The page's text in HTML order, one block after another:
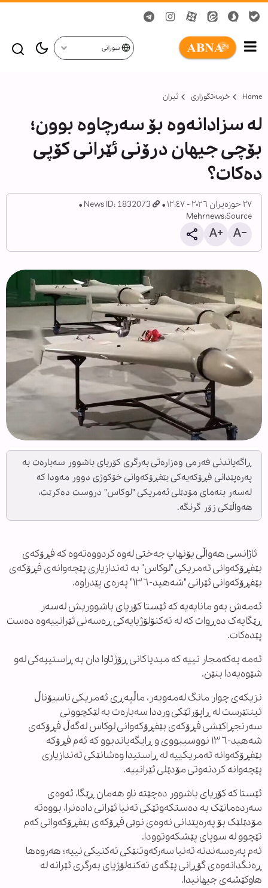
سورانی
Home خزمەتگوزاری ئیران
لە سزادانەوە بۆ سەرچاوە بوون؛
بۆچی جیهان درۆنی ئێرانی کۆپی
دەکات؟
٢٧ حوزەیران ٢٠٢٦ - ١٢:٤٧
News ID: 1832073
Source:
Mehrnews
ڕاگەیاندنی فەرمی وەزارەتی بەرگری کۆریای باشوور سەبارەت بە
پەرەپێدانی فڕۆکەیەکی بێفڕۆکەوانی خۆکوژی دوور مەودا کە
لەسەر بنەمای مۆدێلی ئەمریکی "لوکاس" دروست دەکرێت،
هەواڵێکی زۆر گرنگە.
ئاژانسی هەواڵی یۆنهاپ جەختی لەوە کردووەتەوە کە فڕۆکەی
بێفڕۆکەوانی ئەمریکی "لوکاس" بە ئەندازیاری پێچەوانەی فڕۆکەی
بێفڕۆکەوانی ئێرانی "شەهید-١٣٦" پەرەی پێدراوە.
ئەمەش بەو مانایەیە کە ئێستا کۆریای باشووریش لەسەر
ڕێگایەک دەڕوات کە لە تەکنۆلۆژیایەکی ڕەسەنی ئێرانییەوە دەست
پێدەکات.
ئەمە یەکەمجار نییە کە میدیاکانی ڕۆژئاوا دان بە ڕاستییەکی لەو
شێوەیەدا بنێن.
نزیکەی چوار مانگ لەمەوبەر، ماڵپەڕی ئەمریکی ناسیۆناڵ
ئینتێرست لە ڕاپۆرتێکی ورددا سەبارەت بە لێکچوونی
سەرنجڕاکێشی فڕۆکەی بێفڕۆکەوانی لوکاس لەگەڵ فڕۆکەی
شەهید-١٣٦ نووسیبووی و ڕایگەیاندبوو کە ئەم فڕۆکە
بێفڕۆکەوانە ئەمریکییە لە ڕاستیدا وەشانێکی ئەندازیاری
پێچەوانە کردنەوتی مۆدێلی ئێرانییە.
ئێستا کە کۆریای باشوور دەچێتە ناو هەمان ڕێگا، ئەوەی
سەردەمانێک بە دەستکەوتێکی تەنیا ئێرانی دادەنرا، بووەتە
مۆدێلێک بۆ پەرەپێدانی نەوەی نوێی فڕۆکەی بێفڕۆکەوانی کەم
تێچوو لە سوپای پێشکەوتوودا.
ئەم پەرەسەندنە تەنیا سەرکەوتنێکی تەکنیکی نییە؛ هەروەها
ڕەنگدانەوەی گۆڕانی پێگەی تەکنەلۆژیای بەرگری ئێرانە لە
هاوکێشەی جیهانیدا.